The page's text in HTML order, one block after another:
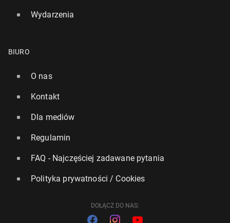
Wydarzenia
BIURO
O nas
Kontakt
Dla mediów
Regulamin
FAQ - Najczęściej zadawane pytania
Polityka prywatności / Cookies
DOŁĄCZ DO NAS: